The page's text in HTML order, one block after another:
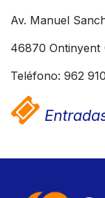
Av. Manuel
46870 Ontinyent
Teléfono: 962